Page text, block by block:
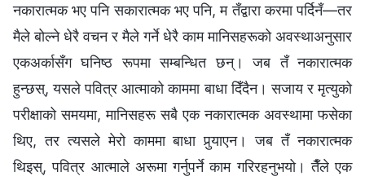
नकारात्मक भए पनि सकारात्मक भए पनि, म तँद्वारा करमा पर्दिनँ—तर
मैले बोल्‍ने धेरै वचन र मैले गर्ने धेरै काम मानिसहरूको अवस्थाअनुसार
एकअर्कासँग घनिष्ठ रूपमा सम्बन्धित छन्। जब तँ नकारात्मक
हुन्छस्, यसले पवित्र आत्माको काममा बाधा दिँदैन। सजाय र मृत्युको
परीक्षाको समयमा, मानिसहरू सबै एक नकारात्मक अवस्थामा फसेका
थिए, तर त्यसले मेरो काममा बाधा पुर्‍याएन। जब तँ नकारात्मक
थिइस्, पवित्र आत्माले अरूमा गर्नुपर्ने काम गरिरहनुभयो। तैँले एक